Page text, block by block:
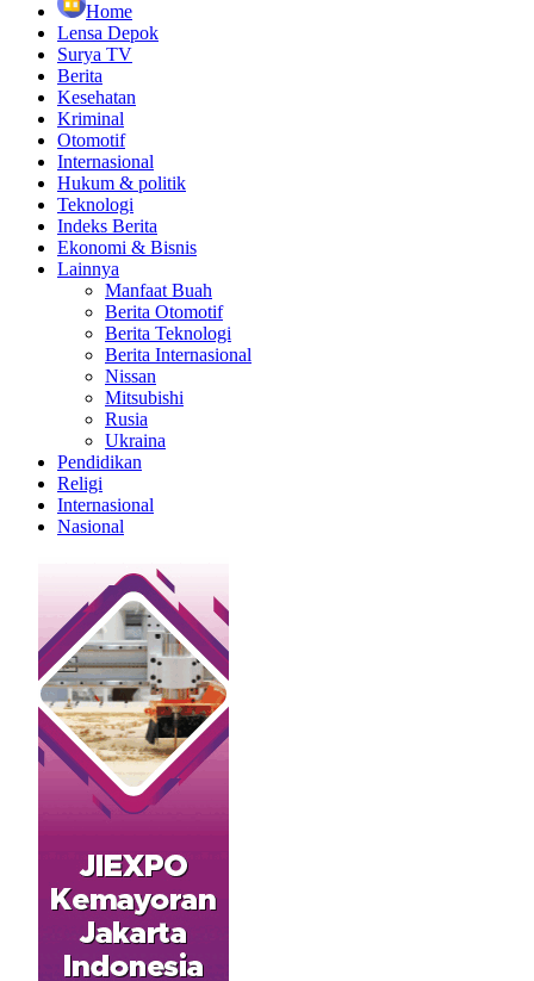
Home
Lensa Depok
Surya TV
Berita
Kesehatan
Kriminal
Otomotif
Internasional
Hukum & politik
Teknologi
Indeks Berita
Ekonomi & Bisnis
Lainnya
Manfaat Buah
Berita Otomotif
Berita Teknologi
Berita Internasional
Nissan
Mitsubishi
Rusia
Ukraina
Pendidikan
Religi
Internasional
Nasional